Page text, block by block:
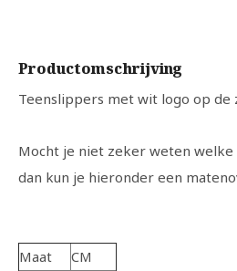
Productomschrijving
Teenslippers met wit logo op de
Mocht je niet zeker weten
dan kun je hieronder een
Maat CM